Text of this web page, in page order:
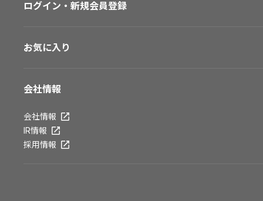
ログイン・新規会員登録
お気に入り
会社情報
会社情報
IR情報
採用情報